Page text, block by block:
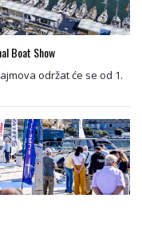
Boat Show
održat će se od 1.